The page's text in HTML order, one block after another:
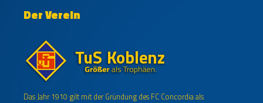
Der Verein
Das Jahr 1910 gilt mit der Gründung des FC Concordia als